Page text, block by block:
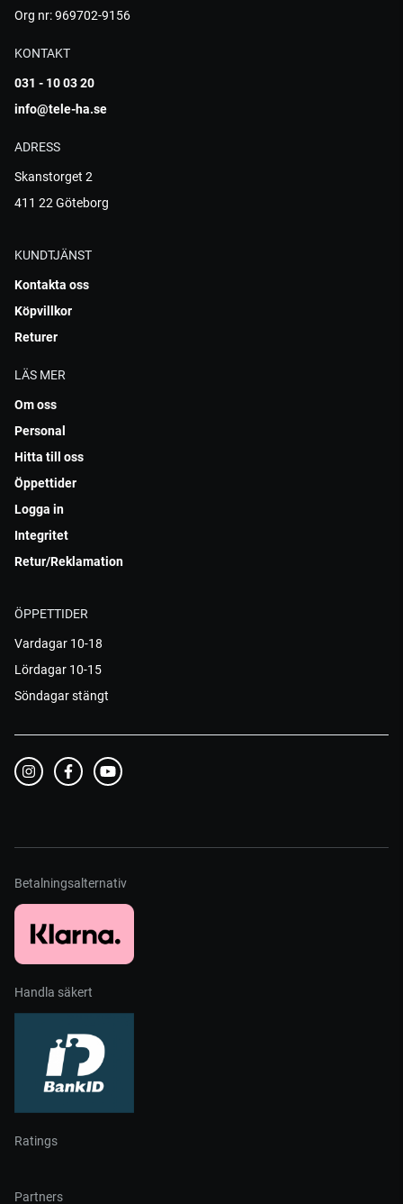
Org nr: 969702-9156
KONTAKT
031 - 10 03 20
info@tele-ha.se
ADRESS
Skanstorget 2
411 22 Göteborg
KUNDTJÄNST
Kontakta oss
Köpvillkor
Returer
LÄS MER
Om oss
Personal
Hitta till oss
Öppettider
Logga in
Integritet
Retur/Reklamation
ÖPPETTIDER
Vardagar 10-18
Lördagar 10-15
Söndagar stängt
Betalningsalternativ
Handla säkert
Ratings
Partners